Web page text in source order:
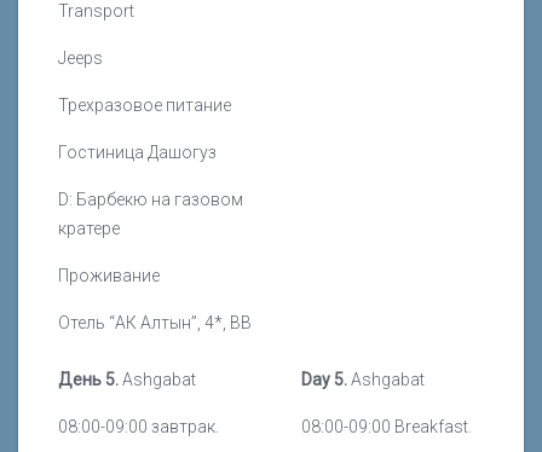
Transport
Jeeps
Трехразовое питание
Гостиница Дашогуз
D: Барбекю на газовом
кратере
Проживание
Отель “АК Алтын”, 4*, ВВ
День 5.Ashgabat
08:00-09:00 завтрак.
Day 5.Ashgabat
08:00-09:00 Breakfast.